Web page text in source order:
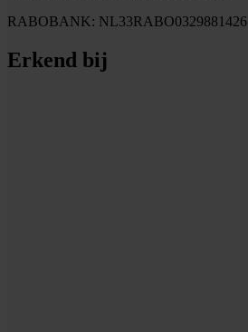
RABOBANK: NL33RABO0329881426
Erkend bij